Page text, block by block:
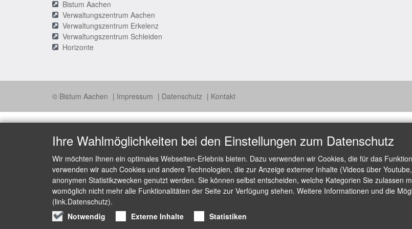
Bistum Aachen
Verwaltungszentrum Aachen
Verwaltungszentrum Erkelenz
Verwaltungszentrum Schleiden
Horizonte
© Bistum Aachen Impressum Datenschutz Kontakt
Ihre Wahlmöglichkeiten bei den Einstellungen zum Datenschutz
Wir möchten Ihnen ein optimales Webseiten-Erlebnis bieten. Dazu verwenden wir Cookies, die für das
verwenden wir auch Cookies und andere Technologien, die zur Anzeige externer Inhalte (Videos über
anonymen Statistikzwecken genutzt werden. Sie können selbst entscheiden, welche Kategorien Sie zulassen
womöglich nicht mehr alle Funktionalitäten der Seite zur Verfügung stehen. Weitere Informationen und die
(link.Datenschutz).
Notwendig
Externe Inhalte Statistiken